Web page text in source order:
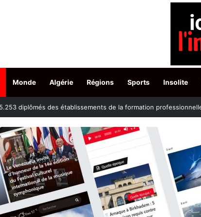
Monde Algérie Régions Sports Insolite
têtes d’ovins vaccinés contre la clavelée